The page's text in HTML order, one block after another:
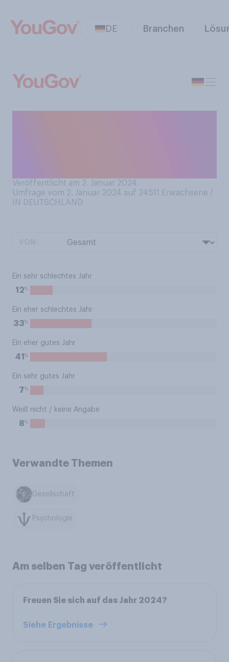
DE Branchen
Veröffentlicht am 2. Januar 2024
Umfrage vom 2. Januar 2024 auf 24511
Erwachsene /
IN DEUTSCHLAND
Ein sehr schlechtes Jahr
12%
Ein eher schlechtes Jahr
33%
Ein eher gutes Jahr
41 %
Ein sehr gutes Jahr
7%
Weiß nicht / keine Angabe
8%
Verwandte Themen
Gesellschaft
Psychologie
Am selben Tag veröffentlicht
Freuen Sie sich auf das Jahr 2024?
Siehe Ergebnisse